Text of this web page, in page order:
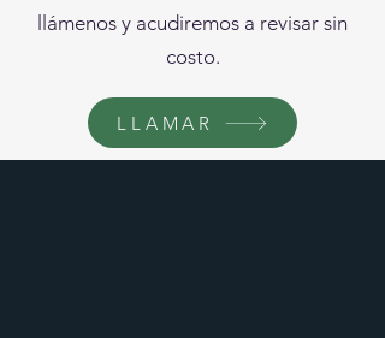
llámenos y acudiremos a revisar sin
costo.
LLAMAR